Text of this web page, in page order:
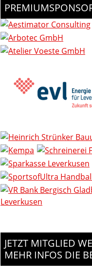
JETZT MITGLIED
MEHR INFOS DIE